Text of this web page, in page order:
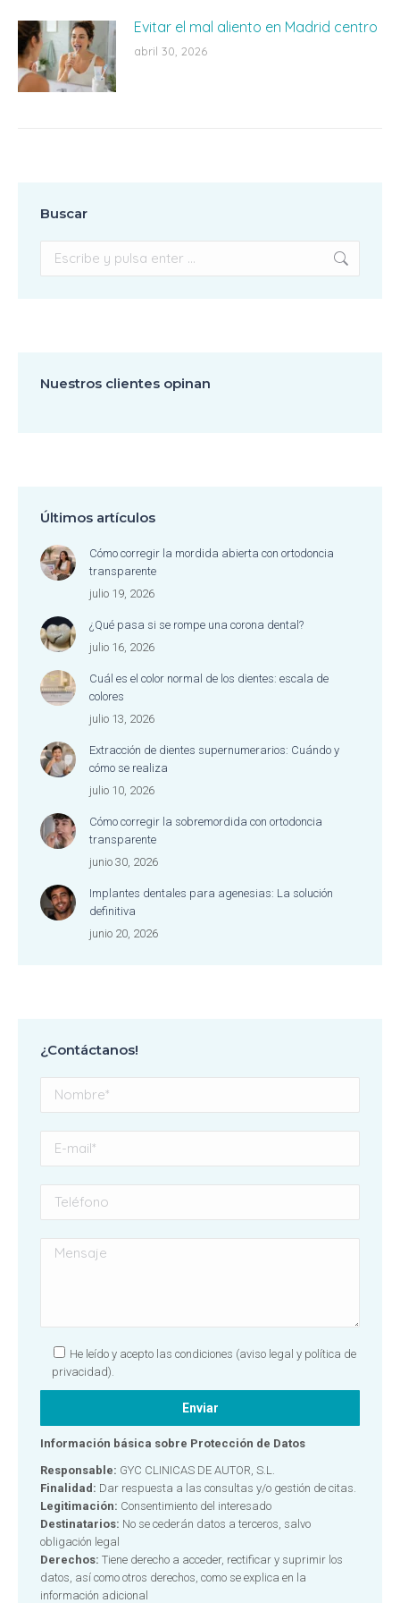
Evitar el mal aliento en Madrid centro
abril 30, 2026
Buscar
Nuestros clientes opinan
Últimos artículos
Cómo corregir la mordida abierta con ortodoncia
transparente
julio 19, 2026
¿Qué pasa si se rompe una corona dental?
julio 16, 2026
Cuál es el color normal de los dientes: escala de
colores
julio 13, 2026
Extracción de dientes supernumerarios: Cuándo y
cómo se realiza
julio 10, 2026
Cómo corregir la sobremordida con ortodoncia
transparente
junio 30, 2026
Implantes dentales para agenesias: La solución
definitiva
junio 20, 2026
¿Contáctanos!
He leído y acepto las condiciones (aviso legal y política de
privacidad).
Información básica sobre Protección de Datos
Responsable: GYC CLINICAS DE AUTOR, S.L.
Finalidad: Dar respuesta a las consultas y/o gestión de citas.
Legitimación: Consentimiento del interesado
Destinatarios: No se cederán datos a terceros, salvo
obligación legal
Derechos: Tiene derecho a acceder, rectificar y suprimir los
datos, así como otros derechos, como se explica en la
información adicional